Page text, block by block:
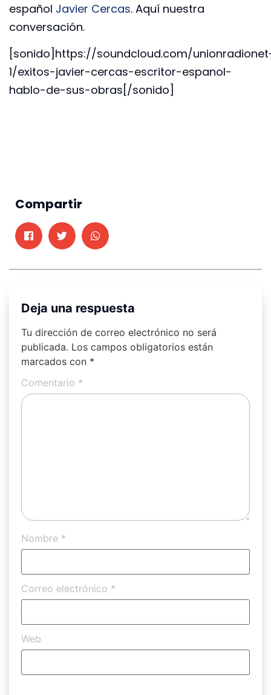
español Javier Cercas. Aquí nuestra
conversación.
[sonido]https://soundcloud.com/
1/exitos-javier-cercas-escritor-espanol-
hablo-de-sus-obras[/sonido]
Compartir
Deja una respuesta
Tu dirección de correo electrónico no será
publicada. Los campos obligatorios están
marcados con *
Comentario *
Nombre *
Correo electrónico *
Web